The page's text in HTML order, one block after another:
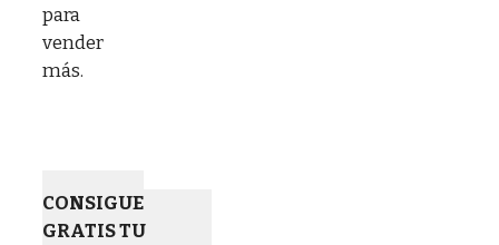
para
vender
más.
CONSIGUE
GRATIS TU